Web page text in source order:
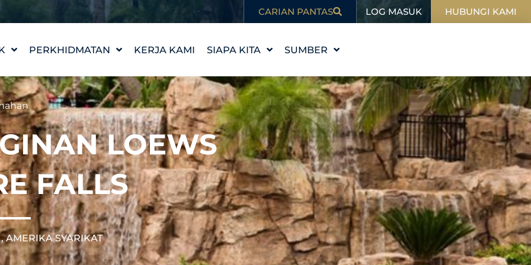
CARIAN PANTAS LOG MASUK HUBUNGI KAMI
PERKHIDMATAN
REKA BENTUK CIRI AIR
WATERLAB™
PRODUK DAN
SOKONGAN TEKNIKAL
KERJA KAMI SIAPA KITA
KISAH KAMI
NILAI KAMI
TEMUI PASUKAN
KERJAYA
SUMBER
PENDIDIKAN
BLOG
DALAM BERITA
LOEWS
FALLS
AMERIKA SYARIKAT